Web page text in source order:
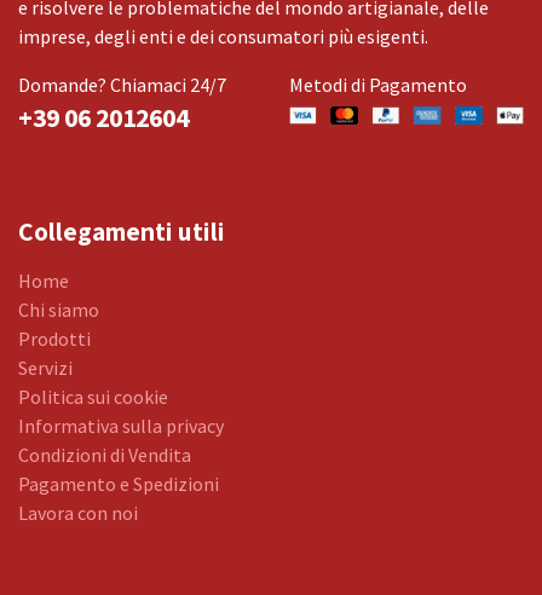
e risolvere le problematiche del mondo artigianale, delle
imprese, degli enti e dei consumatori più esigenti.
Domande? Chiamaci 24/7
+39 06 2012604
Metodi di Pagamento
Collegamenti utili
Home
Chi siamo
Prodotti
Servizi
Politica sui cookie
Informativa sulla privacy
Condizioni di Vendita
Pagamento e Spedizioni
Lavora con noi